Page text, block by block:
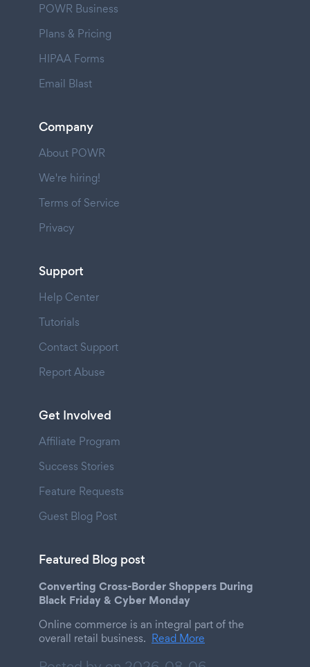
POWR Business
Plans & Pricing
HIPAA Forms
Email Blast
Company
About POWR
We're hiring!
Terms of Service
Privacy
Support
Help Center
Tutorials
Contact Support
Report Abuse
Get Involved
Affiliate Program
Success Stories
Feature Requests
Guest Blog Post
Featured Blog post
Converting Cross-Border Shoppers During
Black Friday & Cyber Monday
Online commerce is an integral part of the
overall retail business. Read More